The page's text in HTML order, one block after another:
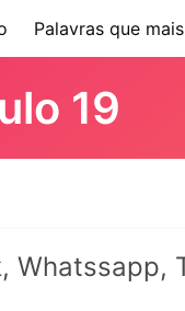
Palavras que
19
Whatssapp,